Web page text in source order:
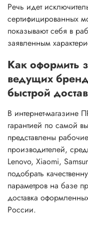
Речь идет
сертифицированных
показывают себя в
заявленным
Как оформить
ведущих
быстрой
В интернет-магазине
гарантией по самой
представлены
производителей,
Lenovo, Xiaomi,
подобрать
параметров на базе
доставка
России.